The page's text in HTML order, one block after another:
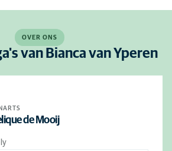
OVER ONS
van Bianca van Yperen
de Mooij